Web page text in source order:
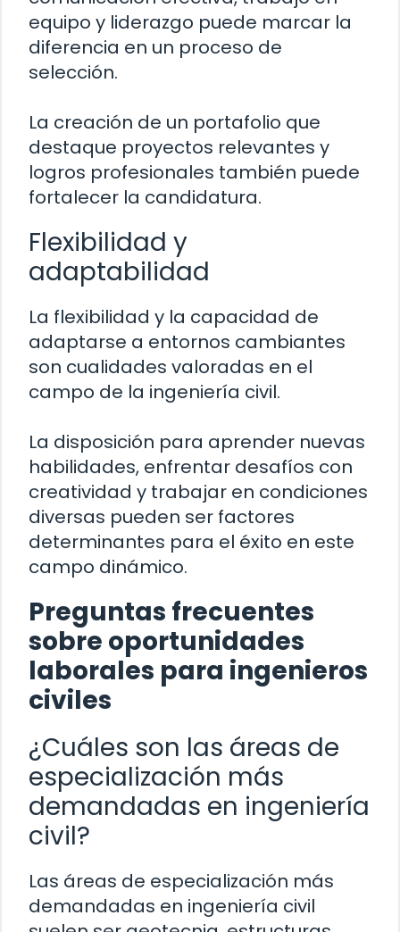
equipo y liderazgo puede marcar la
diferencia en un proceso de
selección.
La creación de un portafolio que
destaque proyectos relevantes y
logros profesionales también puede
fortalecer la candidatura.
Flexibilidad y
adaptabilidad
La flexibilidad y la capacidad de
adaptarse a entornos cambiantes
son cualidades valoradas en el
campo de la ingeniería civil.
La disposición para aprender nuevas
habilidades, enfrentar desafíos con
creatividad y trabajar en condiciones
diversas pueden ser factores
determinantes para el éxito en este
campo dinámico.
Preguntas frecuentes
sobre oportunidades
laborales para ingenieros
civiles
¿Cuáles son las áreas de
especialización más
demandadas en ingeniería
civil?
Las áreas de especialización más
demandadas en ingeniería civil